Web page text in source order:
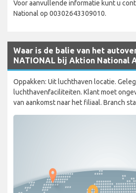
Voor aanvullende informatie kunt u
National op 00302643309010.
Waar is de balie van het
NATIONAL bij Aktion National
Oppakken: Uit luchthaven locatie.
luchthavenfaciliteiten. Klant moet
van aankomst naar het filiaal. Branch